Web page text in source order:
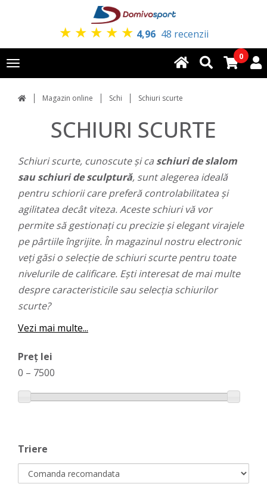
★ ★ ★ ★ ★ 4,96 48 recenzii
Toggle
navigation
0
Magazin online Schi Schiuri scurte
SCHIURI SCURTE
Schiuri scurte, cunoscute și ca schiuri de slalom
sau schiuri de sculptură, sunt alegerea ideală
pentru schiorii care preferă controlabilitatea și
agilitatea decât viteza. Aceste schiuri vă vor
permite să gestionați cu precizie și elegant virajele
pe pârtiile îngrijite. În magazinul nostru electronic
veți găsi o selecție de schiuri scurte pentru toate
nivelurile de calificare. Ești interesat de mai multe
despre caracteristicile sau selecția schiurilor
scurte?
Vezi mai multe...
Preț lei
0 – 7500
Triere